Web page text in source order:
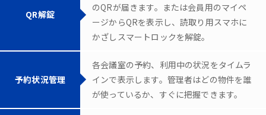
QR解錠
のQRが届きます。または会員用のマイペ
ージからQRを表示し、読取り用スマホに
かざしスマートロックを解錠。
予約状況管理
各会議室の予約、利用中の状況をタイムラ
インで表示します。管理者はどの物件を誰
が使っているか、すぐに把握できます。